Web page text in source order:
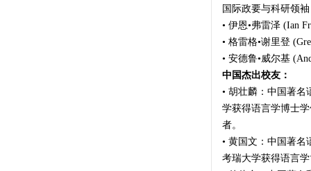
国际政要与科研领
• 伊恩•弗雷泽 (Ian
• 格雷格•谢里登
• 安德鲁•威尔基
中国杰出校友：
• 胡壮麟：中国著
学获得语言学博士
者。
• 黄国文：中国著
考瑞大学获得语言